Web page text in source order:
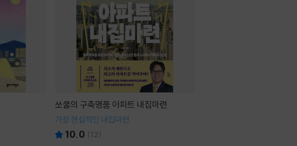
쏘쿨의 구축명품 아파트 내집마련
가장 현실적인 내집마련
10.0 (12)